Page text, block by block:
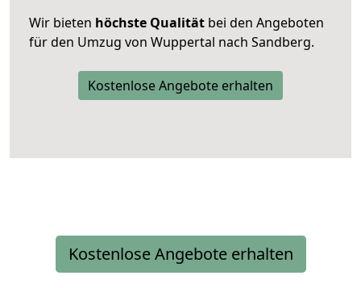
Wir bieten höchste Qualität bei den Angeboten
für den Umzug von Wuppertal nach Sandberg.
Kostenlose Angebote erhalten
Kostenlose Angebote erhalten